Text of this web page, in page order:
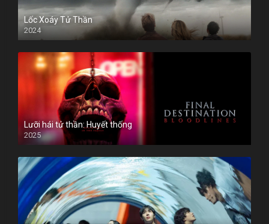
Lốc Xoáy Tử Thần
2024
Lưỡi hái tử thần: Huyết thống
2025